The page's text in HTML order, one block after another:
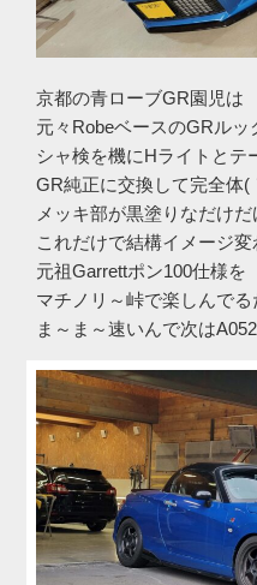
京都の青ローブGR園児は
元々RobeベースのGRルッ
シャ検を機にHライトとテ
GR純正に交換して完全体(
メッキ部が黒塗りなだけだ
これだけで結構イメージ変
元祖Garrettポン100仕様を
マチノリ～峠で楽しんで
ま～ま～速いんで次は